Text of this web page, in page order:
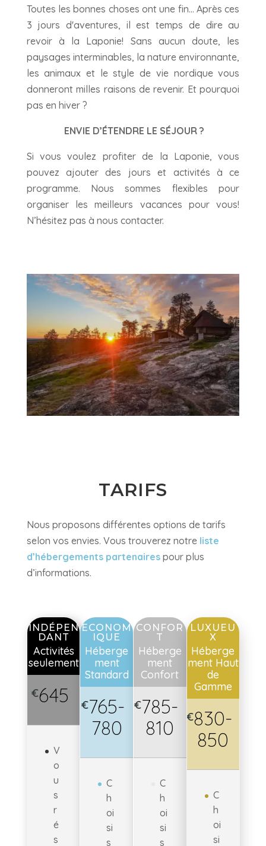
Toutes les bonnes choses ont une fin… Après ces
3 jours d'aventures, il est temps de dire au
revoir à la Laponie! Sans aucun doute, les
paysages interminables, la nature environnante,
les animaux et le style de vie nordique vous
donneront milles raisons de revenir. Et pourquoi
pas en hiver ?
ENVIE D’ÉTENDRE LE SÉJOUR ?
Si vous voulez profiter de la Laponie, vous
pouvez ajouter des jours et activités à ce
programme. Nous sommes flexibles pour
organiser les meilleurs vacances pour vous!
N’hésitez pas à nous contacter.
TARIFS
Nous proposons différentes options de tarifs
selon vos envies. Vous trouverez notre liste
d’hébergements partenaires pour plus
d’informations.
INDÉPEN
DANT
Activités
seulement
€645
V
o
u
s
r
é
s
ECONOM
IQUE
Héberge
ment
Standard
€765-
780
C
h
oi
si
s
CONFOR
T
Héberge
ment
Confort
€785-
810
C
h
oi
si
s
LUXUEU
X
Héberge
ment Haut
de
Gamme
€830-
850
C
h
oi
si